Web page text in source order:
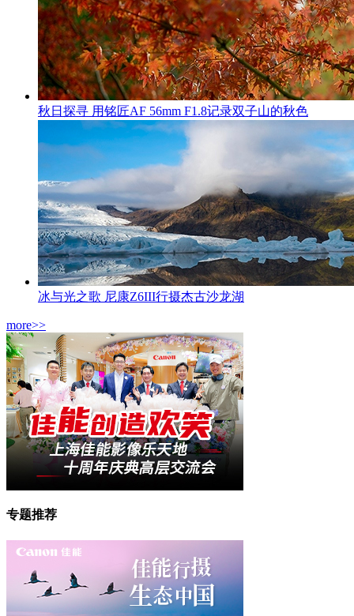
秋日探寻 用铭匠AF 56mm F1.8记录双子山的秋色
冰与光之歌 尼康Z6III行摄杰古沙龙湖
more>>
专题推荐